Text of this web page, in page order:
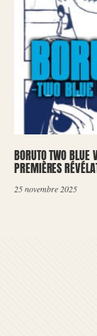
BORUTO TWO BLUE
PREMIÈRES
25 novembre 2025